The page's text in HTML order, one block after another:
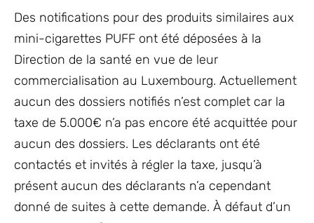
Des notifications pour des produits similaires aux
mini-cigarettes PUFF ont été déposées à la
Direction de la santé en vue de leur
commercialisation au Luxembourg. Actuellement
aucun des dossiers notifiés n’est complet car la
taxe de 5.000€ n’a pas encore été acquittée pour
aucun des dossiers. Les déclarants ont été
contactés et invités à régler la taxe, jusqu’à
présent aucun des déclarants n’a cependant
donné de suites à cette demande. À défaut d’un